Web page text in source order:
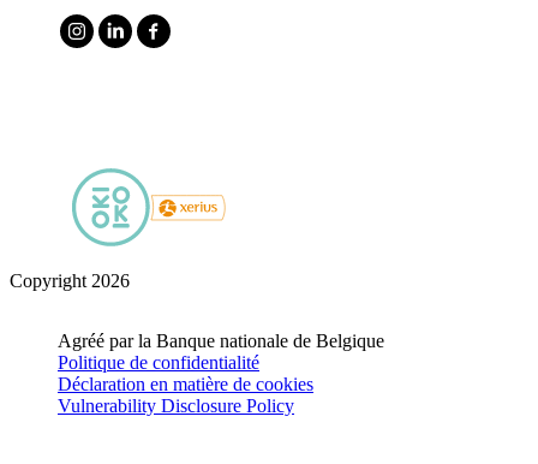
Copyright 2026
Agréé par la Banque nationale de Belgique
Politique de confidentialité
Déclaration en matière de cookies
Vulnerability Disclosure Policy